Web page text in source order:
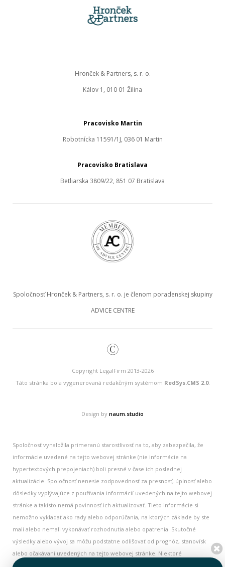
Pracovisko Martin
Robotnícka 11591/1J, 036 01 Martin
Hronček & Partners, s. r. o.
Kálov 1, 010 01 Žilina
Pracovisko Bratislava
Betliarska 3809/22, 851 07 Bratislava
Spoločnosť Hronček & Partners, s. r. o. je členom poradenskej skupiny
ADVICE CENTRE
©
Copyright LegalFirm 2013-2026
Táto stránka bola vygenerovaná redakčným systémom RedSys.CMS 2.0.
Design by naum.studio
Spoločnosť vynaložila primeranú starostlivosť na to, aby zabezpečila, že
informácie uvedené na tejto webovej stránke (nie informácie na
hypertextových prepojeniach) boli presné v čase ich poslednej
aktualizácie. Spoločnosť nenesie zodpovednosť za presnosť, úplnosť alebo
dôsledky vyplývajúce z používania informácií uvedených na tejto webovej
stránke a takisto nemá povinnosť ich aktualizovať. Tieto informácie si
nemožno vykladať ako rady alebo odporúčania, na ktorých základe by ste
mali alebo nemali vykonávať rozhodnutia alebo opatrenia. Skutočné
výsledky alebo vývoj sa môžu podstatne odlišovať od prognóz, stanovísk
alebo očakávaní uvedených na tejto webovej stránke. Niektoré
informácie na tejto webovej stránke majú historický charakter a nemusia